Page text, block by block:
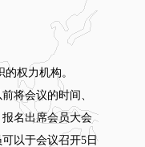
权力机构。
将会议的时间、
名出席会员大会
以于会议召开5日